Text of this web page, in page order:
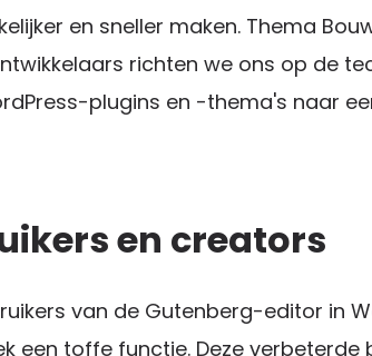
en sneller maken. Thema
richten we ons op de
plugins en -thema's naar
en creators
van de Gutenberg-editor in
een toffe functie. Deze